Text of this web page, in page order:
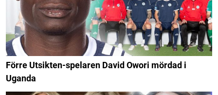
Förre Utsikten-spelaren David Owori mördad i
Uganda